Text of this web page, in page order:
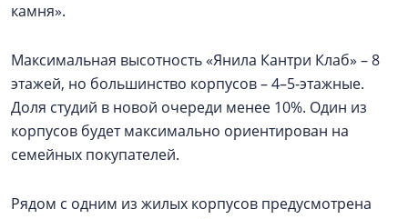
камня».
Максимальная высотность «Янила Кантри Клаб» – 8
этажей, но большинство корпусов – 4–5-этажные.
Доля студий в новой очереди менее 10%. Один из
корпусов будет максимально ориентирован на
семейных покупателей.
Рядом с одним из жилых корпусов предусмотрена